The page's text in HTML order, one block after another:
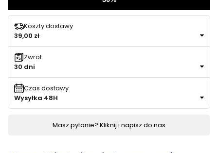
Koszty dostawy
39,00 zł
Zwrot
30 dni
Czas dostawy
Wysyłka 48H
Masz pytanie? Kliknij i napisz do nas